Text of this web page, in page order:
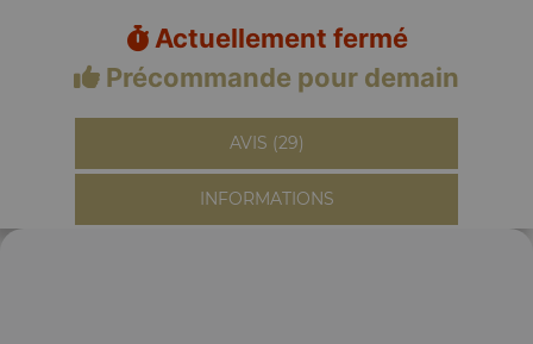
Actuellement fermé
Précommande pour demain
AVIS (29)
INFORMATIONS